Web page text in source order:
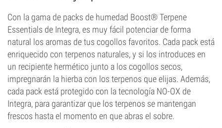
Con la gama de packs de humedad Boost® Terpene
Essentials de Integra, es muy fácil potenciar de forma
natural los aromas de tus cogollos favoritos. Cada pack está
enriquecido con terpenos naturales, y si los introduces en
un recipiente hermético junto a los cogollos secos,
impregnarán la hierba con los terpenos que elijas. Además,
cada pack está protegido con la tecnología NO-OX de
Integra, para garantizar que los terpenos se mantengan
frescos hasta el momento en que abras el sobre.